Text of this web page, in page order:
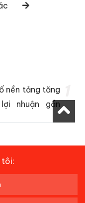
nền tảng tăng
nhuận gần
tôi: